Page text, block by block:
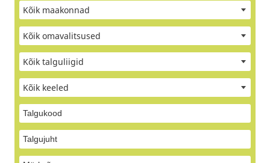
Kõik maakonnad
Kõik omavalitsused
Kõik talguliigid
Kõik keeled